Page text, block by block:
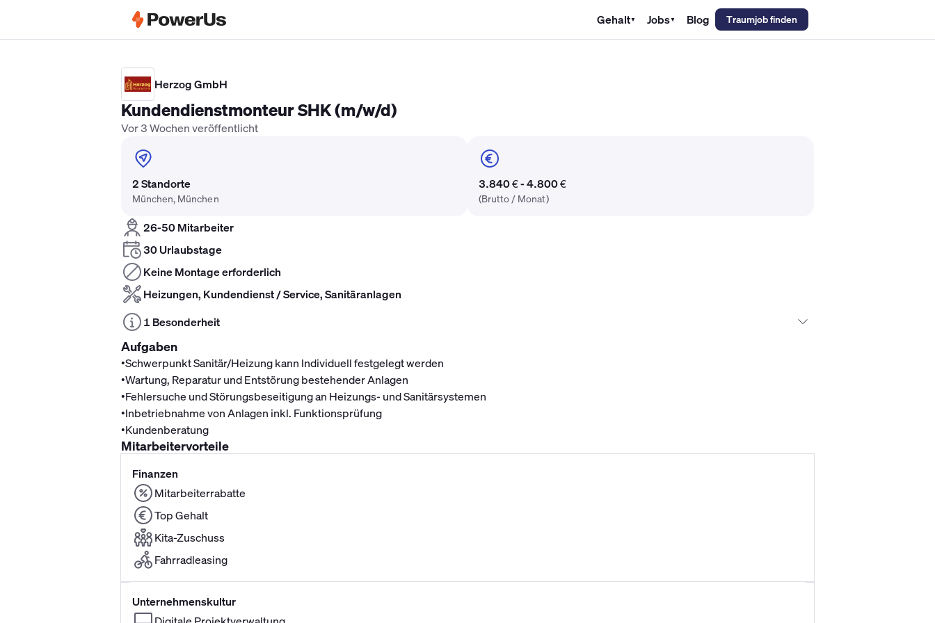
Gehalt▼ Jobs▼ Blog Traumjob finden
Herzog GmbH
Kundendienstmonteur SHK (m/w/d)
Vor 3 Wochen veröffentlicht
2 Standorte
München, München
3.840 € - 4.800 €
(Brutto / Monat)
26-50 Mitarbeiter
30 Urlaubstage
Keine Montage erforderlich
Heizungen, Kundendienst / Service, Sanitäranlagen
1 Besonderheit
Aufgaben
•Schwerpunkt Sanitär/Heizung kann Individuell festgelegt werden
•Wartung, Reparatur und Entstörung bestehender Anlagen
•Fehlersuche und Störungsbeseitigung an Heizungs- und Sanitärsystemen
•Inbetriebnahme von Anlagen inkl. Funktionsprüfung
•Kundenberatung
Mitarbeitervorteile
Finanzen
Mitarbeiterrabatte
Top Gehalt
Kita-Zuschuss
Fahrradleasing
Unternehmenskultur